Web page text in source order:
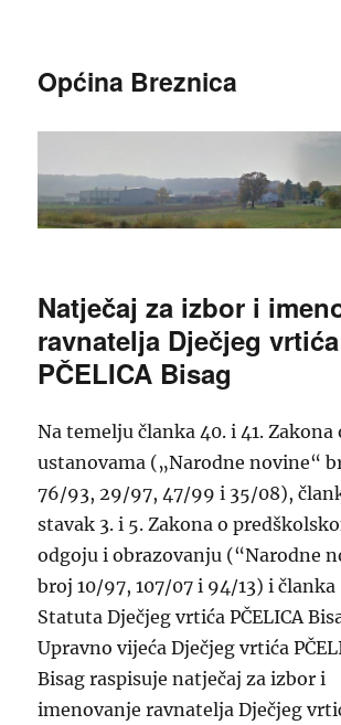
Općina Breznica
Natječaj za izbor i
ravnatelja Dječjeg vrtića
PČELICA Bisag
Na temelju članka 40. i 41. Zakona
ustanovama („Narodne novine“
76/93, 29/97, 47/99 i 35/08),
stavak 3. i 5. Zakona o
odgoju i obrazovanju (“Narodne
broj 10/97, 107/07 i 94/13) i članka
Statuta Dječjeg vrtića PČELICA
Upravno vijeća Dječjeg vrtića
Bisag raspisuje natječaj za izbor i
imenovanje ravnatelja Dječjeg